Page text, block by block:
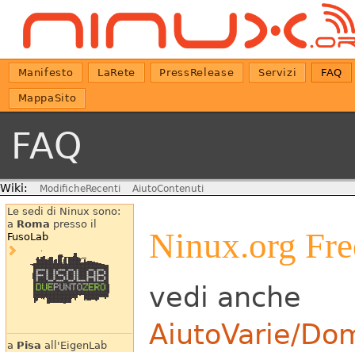
Manifesto LaRete PressRelease Servizi FAQ
MappaSito
FAQ
Wiki: ModificheRecenti AiutoContenuti
Le sedi di Ninux sono:
a Roma presso il
FusoLab
a Pisa all'EigenLab
Ninux.org
vedi anche
AiutoVarie/